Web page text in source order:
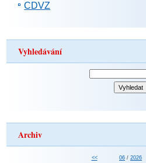
CDVZ
Vyhledávání
Archiv
<< 06 / 2026